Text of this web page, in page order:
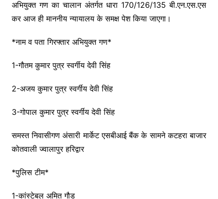
अभियुक्त गण का चालान अंतर्गत धारा 170/126/135 बी.एन.एस.एस
कर आज ही माननीय न्यायालय के समक्ष पेश किया जाएगा।
*नाम व पता गिरफ्तार अभियुक्त गण*
1-गौतम कुमार पुत्र स्वर्गीय देवी सिंह
2-अजय कुमार पुत्र स्वर्गीय देवी सिंह
3-गोपाल कुमार पुत्र स्वर्गीय देवी सिंह
समस्त निवासीगण अंसारी मार्केट एसबीआई बैंक के सामने कटहरा बाजार
कोतवाली ज्वालापुर हरिद्वार
*पुलिस टीम*
1-कांस्टेबल अमित गौड